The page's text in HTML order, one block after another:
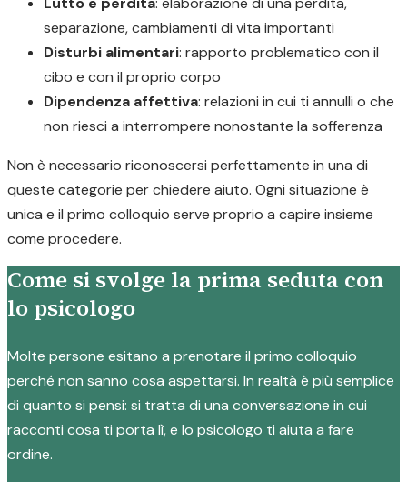
separazione, cambiamenti di vita importanti
Disturbi alimentari: rapporto problematico con il
cibo e con il proprio corpo
Dipendenza affettiva: relazioni in cui ti annulli o che
non riesci a interrompere nonostante la sofferenza
Non è necessario riconoscersi perfettamente in una di
queste categorie per chiedere aiuto. Ogni situazione è
unica e il primo colloquio serve proprio a capire insieme
come procedere.
Come si svolge la prima seduta con
lo psicologo
Molte persone esitano a prenotare il primo colloquio
perché non sanno cosa aspettarsi. In realtà è più semplice
di quanto si pensi: si tratta di una conversazione in cui
racconti cosa ti porta lì, e lo psicologo ti aiuta a fare
ordine.